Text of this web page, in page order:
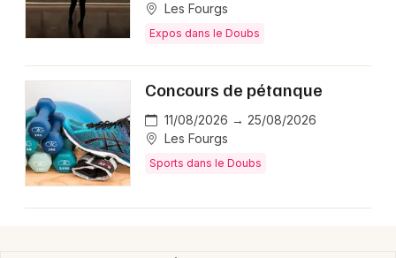
Choisir mes départements
Mon email
Je m'abonne
Les Fourgs
Expos dans le Doubs
Concours de pétanque
11/08/2026 → 25/08/2026
Les Fourgs
Sports dans le Doubs